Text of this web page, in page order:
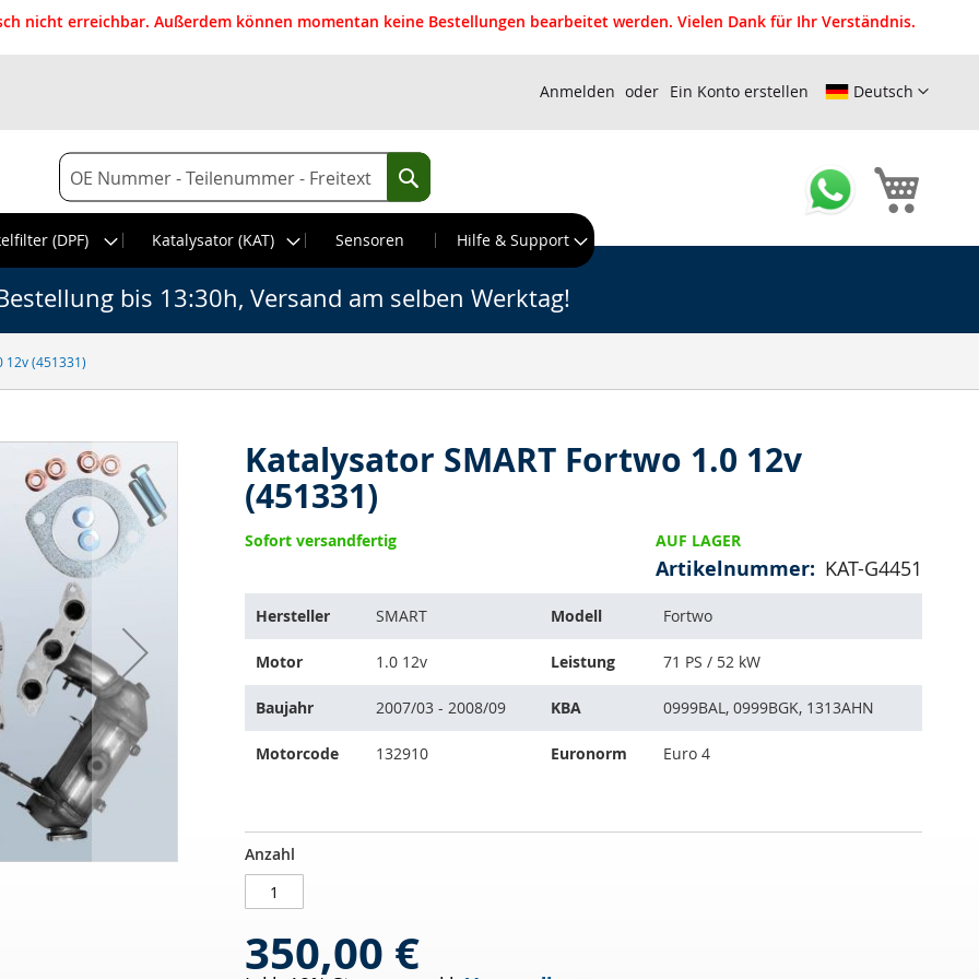
nicht erreichbar. Außerdem können momentan keine Bestellungen bearbeitet werden. Vielen Dank für Ihr Verständnis.
Deutsch
Anmelden Ein Konto erstellen
Suche
Suche
(DPF)
Katalysator (KAT) Sensoren Hilfe & Support
12v (451331)
bis 13:30h, Versand am selben Werktag!
Katalysator SMART Fortwo 1.0 12v
(451331)
AUF LAGER
Artikelnummer KAT-G4451
Sofort versandfertig
Artikel
auf
folgende
Fahrzeuge:
Hersteller SMART Modell Fortwo
Motor 1.0 12v Leistung 71 PS / 52 kW
Baujahr 2007/03 - 2008/09 KBA 0999BAL, 0999BGK, 1313AHN
Motorcode 132910 Euronorm Euro 4
Katalysator
SMART
Fortwo
12v
(451331)
AUF
LAGER
Anzahl
350,00 €